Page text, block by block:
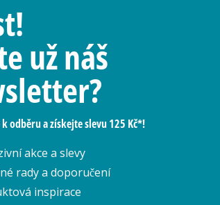
už náš
odběru a získejte slevu 125 Kč*!
akce a slevy
rady a doporučení
inspirace